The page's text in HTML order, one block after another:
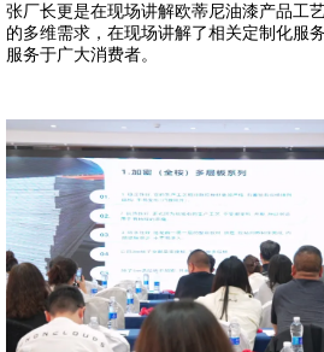
张厂长更是在现场讲解欧蒂尼油漆产品工
的多维需求，在现场讲解了相关定制化服
服务于广大消费者。